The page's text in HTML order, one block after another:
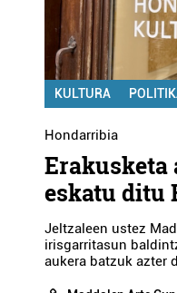
KULTURA
Hondarribia
eskatu ditu
Jeltzaleen ustez
irisgarritasun
aukera batzuk azter